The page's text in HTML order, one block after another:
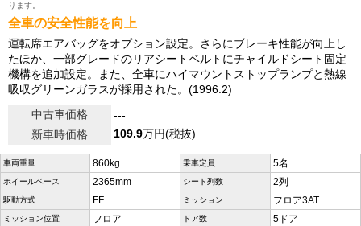
ります。
全車の安全性能を向上
運転席エアバッグをオプション設定。さらにブレーキ性能が向上し
たほか、一部グレードのリアシートベルトにチャイルドシート固定
機構を追加設定。また、全車にハイマウントストップランプと熱線
吸収グリーンガラスが採用された。(1996.2)
中古車価格
---
新車時価格
109.9万円(税抜)
車両重量 860kg 乗車定員 5名
ホイールベース 2365mm シート列数 2列
駆動方式 FF ミッション フロア3AT
ミッション位置 フロア ドア数 5ドア